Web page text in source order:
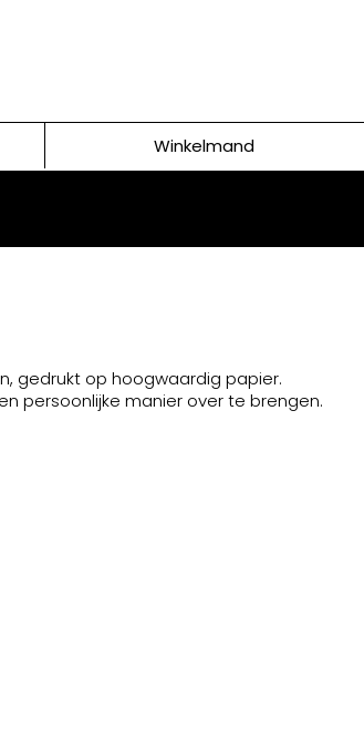
Winkelmand
gedrukt op hoogwaardig papier.
persoonlijke manier over te brengen.